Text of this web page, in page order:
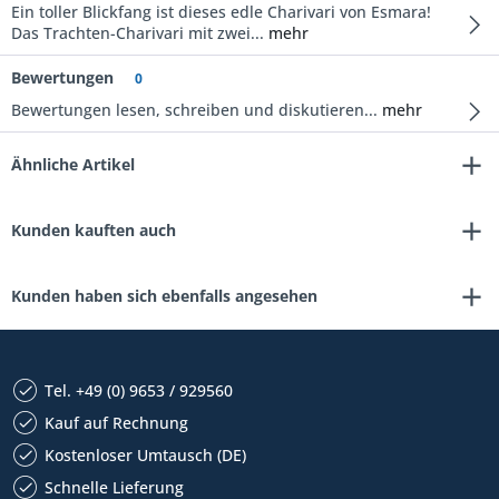
Ein toller Blickfang ist dieses edle Charivari von Esmara!
Das Trachten-Charivari mit zwei... mehr
Bewertungen 0
Bewertungen lesen, schreiben und diskutieren... mehr
Ähnliche Artikel
Kunden kauften auch
Kunden haben sich ebenfalls angesehen
Tel. +49 (0) 9653 / 929560
Kauf auf Rechnung
Kostenloser Umtausch (DE)
Schnelle Lieferung